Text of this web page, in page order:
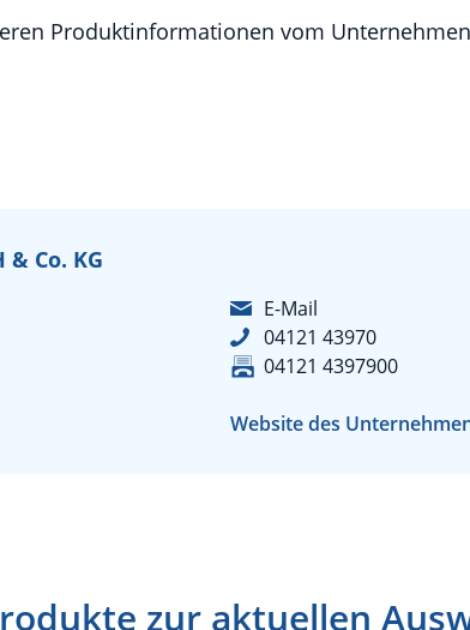
Produktinformationen vom
Co. KG
E-Mail
04121 43970
04121 4397900
Website des
zur aktuellen